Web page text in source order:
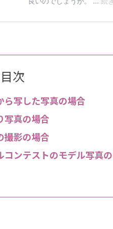
次
ら写した写真の場合
写真の場合
撮影の場合
コンテストのモデル写真